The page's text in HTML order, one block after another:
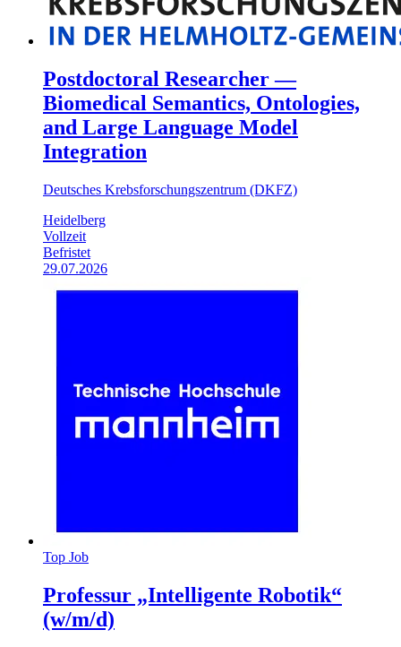
Postdoctoral Researcher —
Biomedical Semantics, Ontologies,
and Large Language Model
Integration
Deutsches Krebsforschungszentrum (DKFZ)
Heidelberg
Vollzeit
Befristet
29.07.2026
Top Job
Professur „Intelligente Robotik“
(w/m/d)